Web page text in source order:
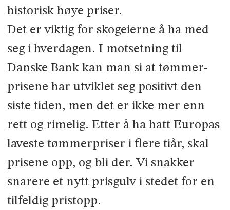
historisk høye priser.
Det er viktig for skogeierne å ha med
seg i hverdagen. I motsetning til
Danske Bank kan man si at tømmer­
prisene har utviklet seg positivt den
siste tiden, men det er ikke mer enn
rett og rimelig. Etter å ha hatt Europas
laveste tømmerpriser i flere tiår, skal
prisene opp, og bli der. Vi snakker
snarere et nytt prisgulv i stedet for en
tilfeldig pristopp.